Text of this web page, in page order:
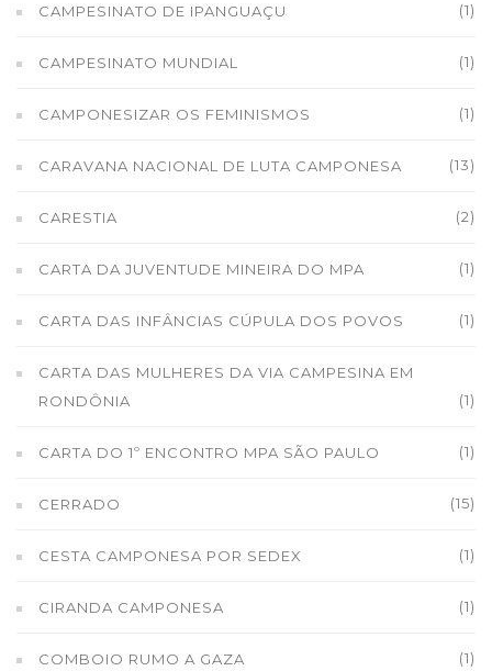
CAMPESINATO DE IPANGUAÇU (1)
CAMPESINATO MUNDIAL (1)
CAMPONESIZAR OS FEMINISMOS (1)
CARAVANA NACIONAL DE LUTA CAMPONESA (13)
CARESTIA (2)
CARTA DA JUVENTUDE MINEIRA DO MPA (1)
CARTA DAS INFÂNCIAS CÚPULA DOS POVOS (1)
CARTA DAS MULHERES DA VIA CAMPESINA EM
RONDÔNIA
(1)
CARTA DO 1º ENCONTRO MPA SÃO PAULO (1)
CERRADO (15)
CESTA CAMPONESA POR SEDEX (1)
CIRANDA CAMPONESA (1)
COMBOIO RUMO A GAZA (1)